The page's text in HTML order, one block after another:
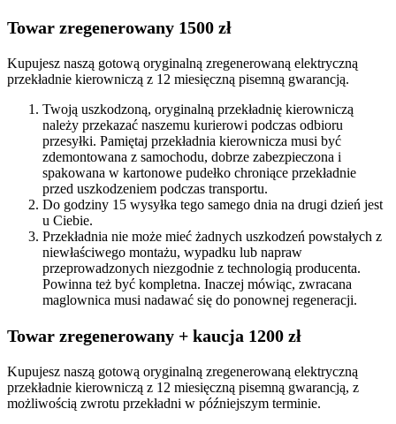
Towar zregenerowany 1500 zł
Kupujesz naszą gotową oryginalną zregenerowaną elektryczną
przekładnie kierowniczą z 12 miesięczną pisemną gwarancją.
Twoją uszkodzoną, oryginalną przekładnię kierowniczą
należy przekazać naszemu kurierowi podczas odbioru
przesyłki. Pamiętaj przekładnia kierownicza musi być
zdemontowana z samochodu, dobrze zabezpieczona i
spakowana w kartonowe pudełko chroniące przekładnie
przed uszkodzeniem podczas transportu.
Do godziny 15 wysyłka tego samego dnia na drugi dzień jest
u Ciebie.
Przekładnia nie może mieć żadnych uszkodzeń powstałych z
niewłaściwego montażu, wypadku lub napraw
przeprowadzonych niezgodnie z technologią producenta.
Powinna też być kompletna. Inaczej mówiąc, zwracana
maglownica musi nadawać się do ponownej regeneracji.
Towar zregenerowany + kaucja 1200 zł
Kupujesz naszą gotową oryginalną zregenerowaną elektryczną
przekładnie kierowniczą z 12 miesięczną pisemną gwarancją, z
możliwością zwrotu przekładni w późniejszym terminie.